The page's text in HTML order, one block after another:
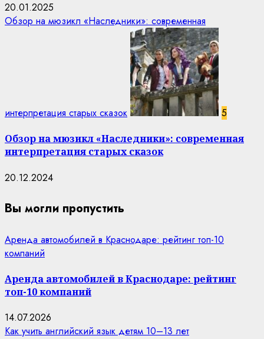
20.01.2025
Обзор на мюзикл «Наследники»: современная
интерпретация старых сказок 5
Обзор на мюзикл «Наследники»: современная
интерпретация старых сказок
20.12.2024
Вы могли пропустить
Аренда автомобилей в Краснодаре: рейтинг топ-10
компаний
Аренда автомобилей в Краснодаре: рейтинг
топ-10 компаний
14.07.2026
Как учить английский язык детям 10–13 лет